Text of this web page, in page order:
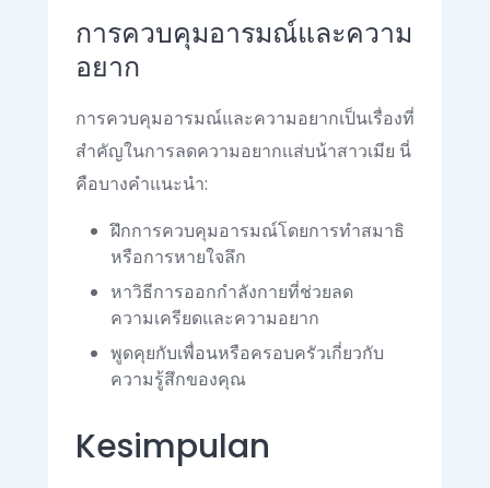
การควบคุมอารมณ์และความ
อยาก
การควบคุมอารมณ์และความอยากเป็นเรื่องที่
สำคัญในการลดความอยากเเส่บน้าสาวเมีย นี่
คือบางคำแนะนำ:
ฝึกการควบคุมอารมณ์โดยการทำสมาธิ
หรือการหายใจลึก
หาวิธีการออกกำลังกายที่ช่วยลด
ความเครียดและความอยาก
พูดคุยกับเพื่อนหรือครอบครัวเกี่ยวกับ
ความรู้สึกของคุณ
Kesimpulan